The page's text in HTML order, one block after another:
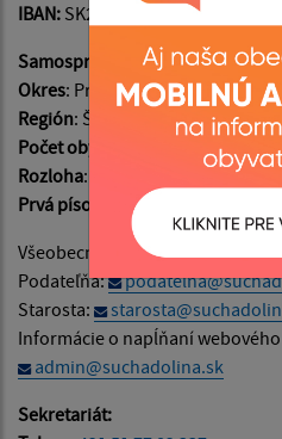
IBAN: SK29 5600 0000 0088 2135
Samosprávny kraj : Prešovský
Okres: Prešov
Región: Šariš
Počet obyvateľov
Rozloha: 612 ha
Prvá písomná zmienka
Všeobecné informácie:
Podateľňa:
Starosta:
Informácie o napĺňaní
admin@suchadolina.sk
Sekretariát: